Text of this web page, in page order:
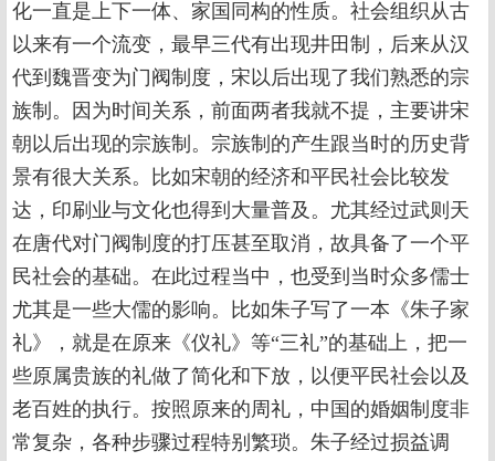
化一直是上下一体、家国同构的性质。社会组织从古
以来有一个流变，最早三代有出现井田制，后来从汉
代到魏晋变为门阀制度，宋以后出现了我们熟悉的宗
族制。因为时间关系，前面两者我就不提，主要讲宋
朝以后出现的宗族制。宗族制的产生跟当时的历史背
景有很大关系。比如宋朝的经济和平民社会比较发
达，印刷业与文化也得到大量普及。尤其经过武则天
在唐代对门阀制度的打压甚至取消，故具备了一个平
民社会的基础。在此过程当中，也受到当时众多儒士
尤其是一些大儒的影响。比如朱子写了一本《朱子家
礼》，就是在原来《仪礼》等“三礼”的基础上，把一
些原属贵族的礼做了简化和下放，以便平民社会以及
老百姓的执行。按照原来的周礼，中国的婚姻制度非
常复杂，各种步骤过程特别繁琐。朱子经过损益调